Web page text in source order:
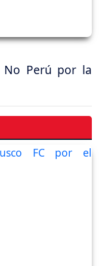
No Perú por la